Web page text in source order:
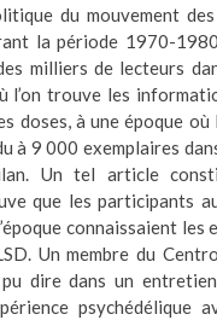
du mouvement
la période 1970-
milliers de lecteurs
l’on trouve les
doses, à une époque
à 9 000 exemplaires
Un tel article
que les participants
connaissaient les
Un membre du
dire dans un entretien
psychédélique